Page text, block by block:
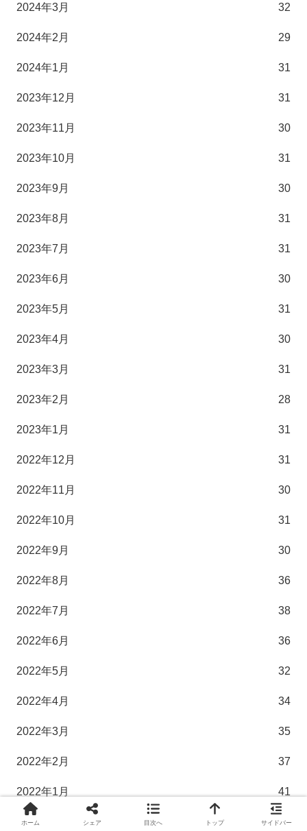
2024年3月 32
2024年2月 29
2024年1月 31
2023年12月 31
2023年11月 30
2023年10月 31
2023年9月 30
2023年8月 31
2023年7月 31
2023年6月 30
2023年5月 31
2023年4月 30
2023年3月 31
2023年2月 28
2023年1月 31
2022年12月 31
2022年11月 30
2022年10月 31
2022年9月 30
2022年8月 36
2022年7月 38
2022年6月 36
2022年5月 32
2022年4月 34
2022年3月 35
2022年2月 37
2022年1月 41
2021年12月 35
ホーム シェア 目次へ トップ サイドバー